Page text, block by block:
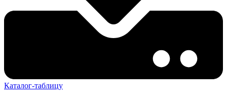
Каталог-таблицу